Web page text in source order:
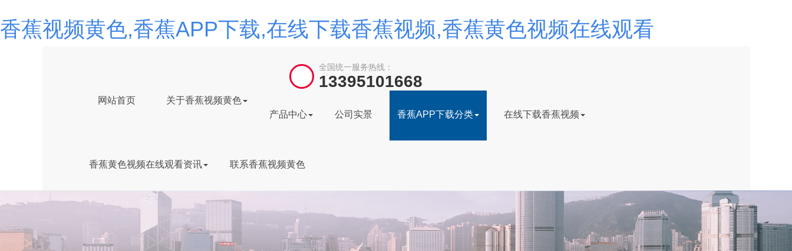
香蕉视频黄色,香蕉APP下载,在线下载香蕉视频,香蕉黄色视频在线观看
全国统一服务热线：
13395101668
网站首页
关于香蕉视频黄色
产品中心
公司实景 香蕉APP下载分类 在线下载香蕉视频
香蕉黄色视频在线观看资讯 联系香蕉视频黄色